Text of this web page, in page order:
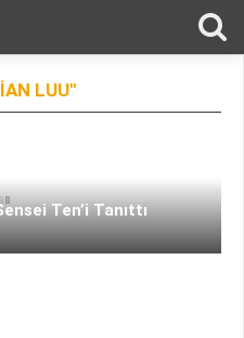
LUU"
Ten’i Tanıttı